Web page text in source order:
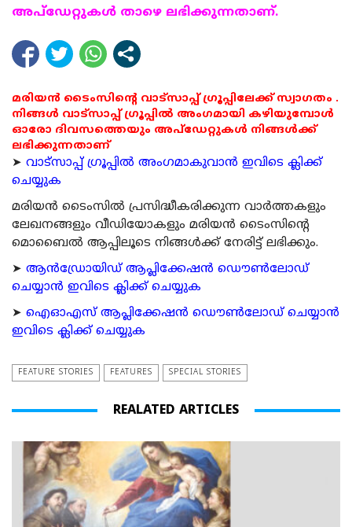
അപ്ഡേറ്റുകള്‍ താഴെ ലഭിക്കുന്നതാണ്.
മരിയൻ ടൈംസിന്റെ വാട്സാപ്പ് ഗ്രൂപ്പിലേക്ക് സ്വാഗതം .
നിങ്ങൾ വാട്സാപ്പ് ഗ്രൂപ്പിൽ അംഗമായി കഴിയുമ്പോൾ
ഓരോ ദിവസത്തെയും അപ്ഡേറ്റുകൾ നിങ്ങൾക്ക്
ലഭിക്കുന്നതാണ്
➤ വാട്സാപ്പ് ഗ്രൂപ്പിൽ അംഗമാകുവാൻ ഇവിടെ ക്ലിക്ക്
ചെയ്യുക
മരിയന്‍ ടൈംസില്‍ പ്രസിദ്ധീകരിക്കുന്ന വാര്‍ത്തകളും
ലേഖനങ്ങളും വീഡിയോകളും മരിയന്‍ ടൈംസിന്റെ
മൊബൈല്‍ ആപ്പിലൂടെ നിങ്ങള്‍ക്ക് നേരിട്ട് ലഭിക്കും.
➤ ആന്‍ഡ്രോയിഡ് ആപ്ലിക്കേഷന്‍ ഡൌണ്‍ലോഡ്
ചെയ്യാന്‍ ഇവിടെ ക്ലിക്ക് ചെയ്യുക
➤ ഐഓഎസ് ആപ്ലിക്കേഷന്‍ ഡൌണ്‍ലോഡ് ചെയ്യാന്‍
ഇവിടെ ക്ലിക്ക് ചെയ്യുക
FEATURE STORIES FEATURES SPECIAL STORIES
REALATED ARTICLES